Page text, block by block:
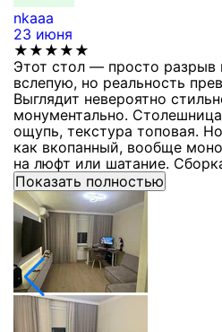
nkaaa
23 июня
★★★★★
Этот стол — просто разрыв
вслепую, но реальность
Выглядит невероятно
монументально.
ощупь, текстура топовая.
как вкопанный, вообще
на люфт или шатание.
Показать полностью